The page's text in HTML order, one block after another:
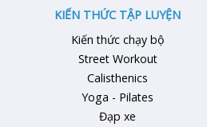
tròng cho phép bạn di chuyển
KIẾN THỨC TẬP LUYỆN
Kiến thức chạy bộ
Street Workout
Calisthenics
Yoga - Pilates
Đạp xe